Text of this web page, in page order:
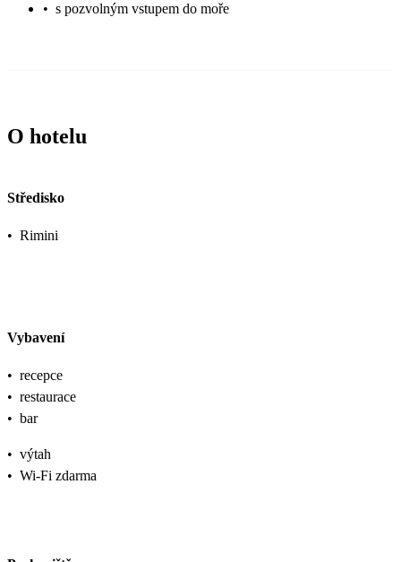
• s pozvolným vstupem do moře
O hotelu
Středisko
• Rimini
Vybavení
• recepce
• restaurace
• bar
• výtah
• Wi-Fi zdarma